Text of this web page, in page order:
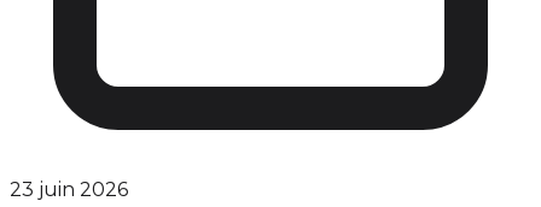
23 juin 2026